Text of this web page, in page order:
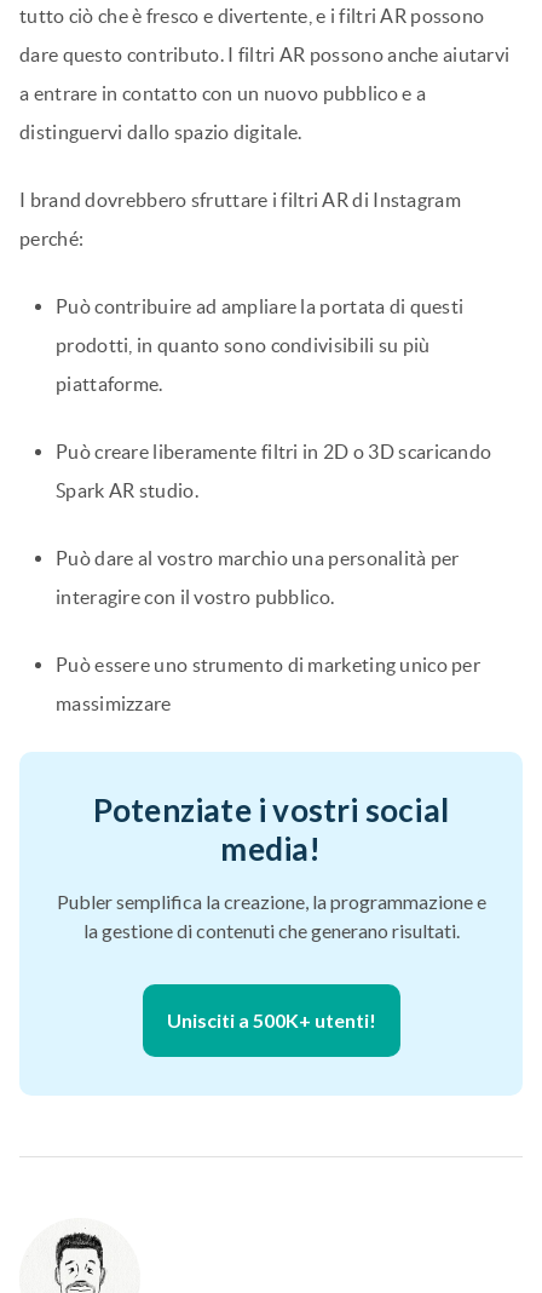
tutto ciò che è fresco e divertente, e i filtri AR possono
dare questo contributo. I filtri AR possono anche aiutarvi
a entrare in contatto con un nuovo pubblico e a
distinguervi dallo spazio digitale.
I brand dovrebbero sfruttare i filtri AR di Instagram
perché:
Può contribuire ad ampliare la portata di questi
prodotti, in quanto sono condivisibili su più
piattaforme.
Può creare liberamente filtri in 2D o 3D scaricando
Spark AR studio.
Può dare al vostro marchio una personalità per
interagire con il vostro pubblico.
Può essere uno strumento di marketing unico per
massimizzare
Potenziate i vostri social
media!
Publer semplifica la creazione, la programmazione e
la gestione di contenuti che generano risultati.
Unisciti a 500K+ utenti!